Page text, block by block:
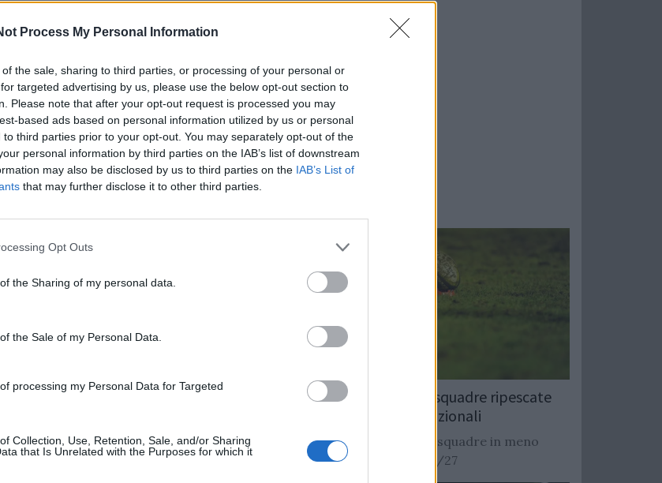
Process My Personal Information
the sale, sharing to third parties, or processing of your personal or
targeted advertising by us, please use the below opt-out section to
Please note that after your opt-out request is processed you may
based ads based on personal information utilized by us or personal
to third parties prior to your opt-out. You may separately opt-out of the
personal information by third parties on the IAB’s list of downstream
may also be disclosed by us to third parties on the IAB’s List of
that may further disclose it to other third parties.
Opt Outs
the Sharing of my personal data.
the Sale of my Personal Data.
processing my Personal Data for Targeted
Collection, Use, Retention, Sale, and/or Sharing
that Is Unrelated with the Purposes for which it
Rugby: Record di squadre ripescate
nei campionati nazionali
Si stimano oltre 20 squadre in meno
dalla stagione 2026/27